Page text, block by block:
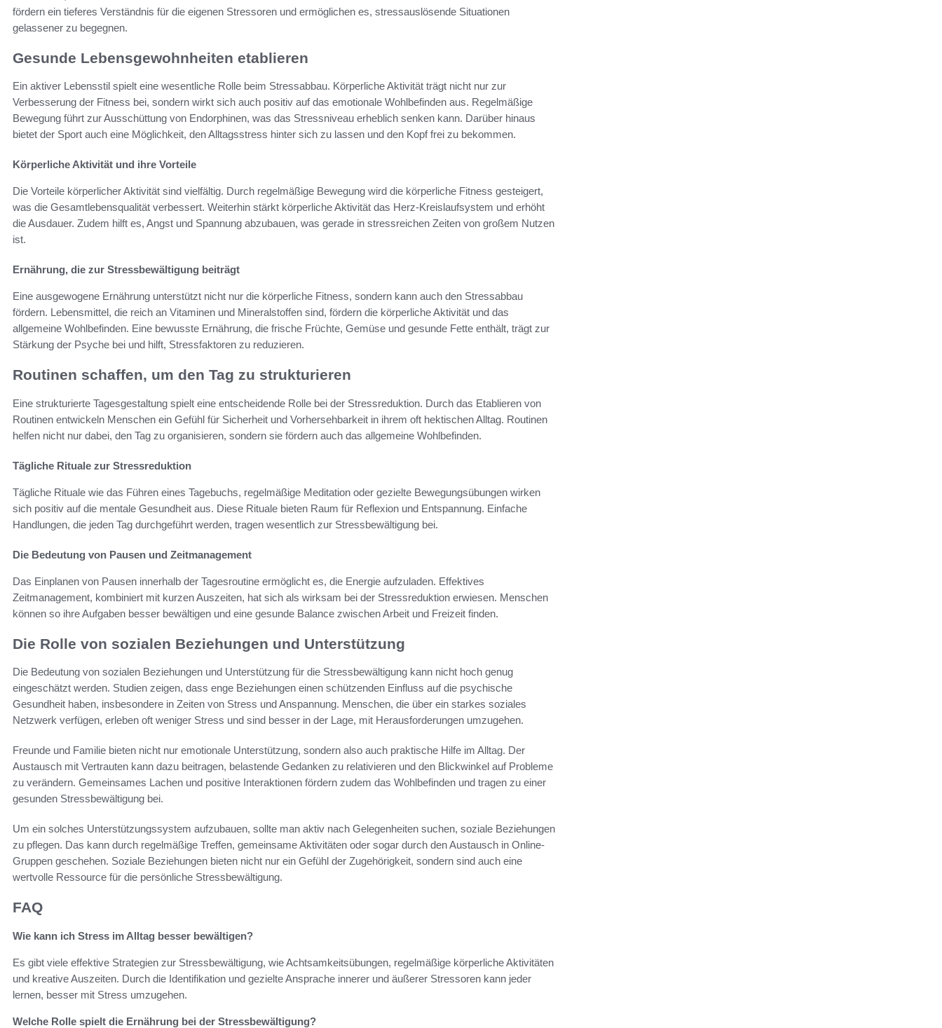
fördern ein tieferes Verständnis für die eigenen Stressoren und ermöglichen es, stressauslösende Situationen
gelassener zu begegnen.
Gesunde Lebensgewohnheiten etablieren
Ein aktiver Lebensstil spielt eine wesentliche Rolle beim Stressabbau. Körperliche Aktivität trägt nicht nur zur
Verbesserung der Fitness bei, sondern wirkt sich auch positiv auf das emotionale Wohlbefinden aus. Regelmäßige
Bewegung führt zur Ausschüttung von Endorphinen, was das Stressniveau erheblich senken kann. Darüber hinaus
bietet der Sport auch eine Möglichkeit, den Alltagsstress hinter sich zu lassen und den Kopf frei zu bekommen.
Körperliche Aktivität und ihre Vorteile
Die Vorteile körperlicher Aktivität sind vielfältig. Durch regelmäßige Bewegung wird die körperliche Fitness gesteigert,
was die Gesamtlebensqualität verbessert. Weiterhin stärkt körperliche Aktivität das Herz-Kreislaufsystem und erhöht
die Ausdauer. Zudem hilft es, Angst und Spannung abzubauen, was gerade in stressreichen Zeiten von großem Nutzen
ist.
Ernährung, die zur Stressbewältigung beiträgt
Eine ausgewogene Ernährung unterstützt nicht nur die körperliche Fitness, sondern kann auch den Stressabbau
fördern. Lebensmittel, die reich an Vitaminen und Mineralstoffen sind, fördern die körperliche Aktivität und das
allgemeine Wohlbefinden. Eine bewusste Ernährung, die frische Früchte, Gemüse und gesunde Fette enthält, trägt zur
Stärkung der Psyche bei und hilft, Stressfaktoren zu reduzieren.
Routinen schaffen, um den Tag zu strukturieren
Eine strukturierte Tagesgestaltung spielt eine entscheidende Rolle bei der Stressreduktion. Durch das Etablieren von
Routinen entwickeln Menschen ein Gefühl für Sicherheit und Vorhersehbarkeit in ihrem oft hektischen Alltag. Routinen
helfen nicht nur dabei, den Tag zu organisieren, sondern sie fördern auch das allgemeine Wohlbefinden.
Tägliche Rituale zur Stressreduktion
Tägliche Rituale wie das Führen eines Tagebuchs, regelmäßige Meditation oder gezielte Bewegungsübungen wirken
sich positiv auf die mentale Gesundheit aus. Diese Rituale bieten Raum für Reflexion und Entspannung. Einfache
Handlungen, die jeden Tag durchgeführt werden, tragen wesentlich zur Stressbewältigung bei.
Die Bedeutung von Pausen und Zeitmanagement
Das Einplanen von Pausen innerhalb der Tagesroutine ermöglicht es, die Energie aufzuladen. Effektives
Zeitmanagement, kombiniert mit kurzen Auszeiten, hat sich als wirksam bei der Stressreduktion erwiesen. Menschen
können so ihre Aufgaben besser bewältigen und eine gesunde Balance zwischen Arbeit und Freizeit finden.
Die Rolle von sozialen Beziehungen und Unterstützung
Die Bedeutung von sozialen Beziehungen und Unterstützung für die Stressbewältigung kann nicht hoch genug
eingeschätzt werden. Studien zeigen, dass enge Beziehungen einen schützenden Einfluss auf die psychische
Gesundheit haben, insbesondere in Zeiten von Stress und Anspannung. Menschen, die über ein starkes soziales
Netzwerk verfügen, erleben oft weniger Stress und sind besser in der Lage, mit Herausforderungen umzugehen.
Freunde und Familie bieten nicht nur emotionale Unterstützung, sondern also auch praktische Hilfe im Alltag. Der
Austausch mit Vertrauten kann dazu beitragen, belastende Gedanken zu relativieren und den Blickwinkel auf Probleme
zu verändern. Gemeinsames Lachen und positive Interaktionen fördern zudem das Wohlbefinden und tragen zu einer
gesunden Stressbewältigung bei.
Um ein solches Unterstützungssystem aufzubauen, sollte man aktiv nach Gelegenheiten suchen, soziale Beziehungen
zu pflegen. Das kann durch regelmäßige Treffen, gemeinsame Aktivitäten oder sogar durch den Austausch in Online-
Gruppen geschehen. Soziale Beziehungen bieten nicht nur ein Gefühl der Zugehörigkeit, sondern sind auch eine
wertvolle Ressource für die persönliche Stressbewältigung.
FAQ
Wie kann ich Stress im Alltag besser bewältigen?
Es gibt viele effektive Strategien zur Stressbewältigung, wie Achtsamkeitsübungen, regelmäßige körperliche Aktivitäten
und kreative Auszeiten. Durch die Identifikation und gezielte Ansprache innerer und äußerer Stressoren kann jeder
lernen, besser mit Stress umzugehen.
Welche Rolle spielt die Ernährung bei der Stressbewältigung?